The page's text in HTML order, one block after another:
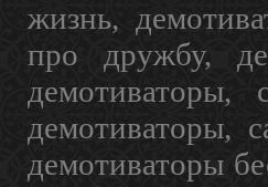
жизнь,
про дружбу,
демотиваторы,
демотиваторы,
демотиваторы